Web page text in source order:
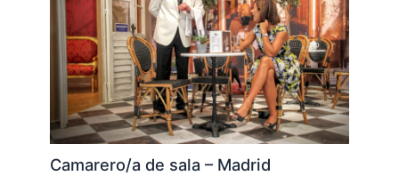
Camarero/a de sala – Madrid